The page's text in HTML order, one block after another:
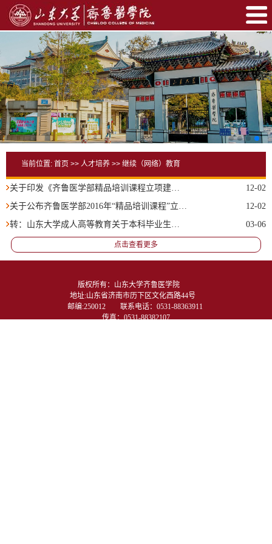
当前位置: 首页 >> 人才培养 >> 继续（网络）教育
关于印发《齐鲁医学部精品培训课程立项建设管理办法（试行）》的通知
12-02
关于公布齐鲁医学部2016年“精品培训课程”立项建设名单的通知
12-02
转：山东大学成人高等教育关于本科毕业生申请学士学位的规定(试行)
03-06
点击查看更多
版权所有：山东大学齐鲁医学院
地址:山东省济南市历下区文化西路44号
邮编:250012　　联系电话：0531-88363911
传真：0531-88382107